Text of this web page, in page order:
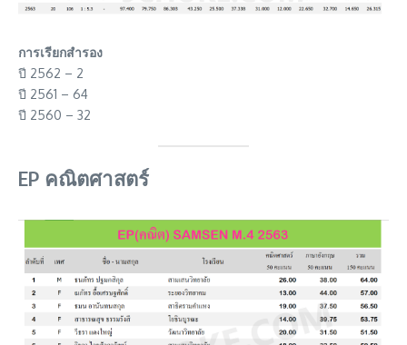
การเรียกสำรอง
ปี 2562 – 2
ปี 2561 – 64
ปี 2560 – 32
EP คณิตศาสตร์